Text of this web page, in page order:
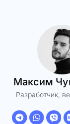
Максим
Разработчик,